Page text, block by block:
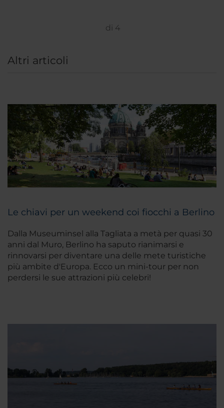
di 4
Altri articoli
Le chiavi per un weekend coi fiocchi a Berlino
Dalla Museuminsel alla Tagliata a metà per quasi 30
anni dal Muro, Berlino ha saputo rianimarsi e
rinnovarsi per diventare una delle mete turistiche
più ambite d'Europa. Ecco un mini-tour per non
perdersi le sue attrazioni più celebri!